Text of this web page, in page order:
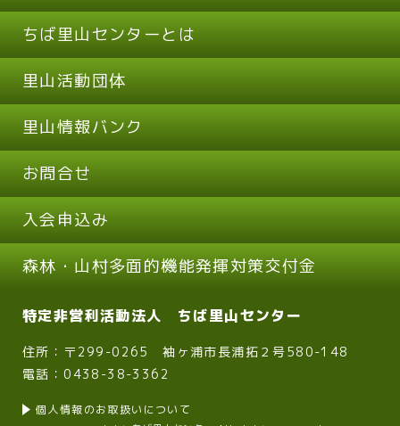
ちば里山センターとは
里山活動団体
里山情報バンク
お問合せ
入会申込み
森林・山村多面的機能発揮対策交付金
特定非営利活動法人 ちば里山センター
住所：〒299-0265 袖ヶ浦市長浦拓２号580-148
電話：0438-38-3362
個人情報のお取扱いについて